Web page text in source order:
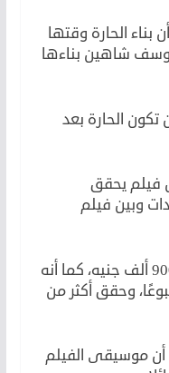
بناء الحارة وقتها
يوسف شاهين بناءها
الحارة بعد
فيلم يحقق
وبين فيلم
وذلك رغم أن إنتاج الفيلم كلفه 900 ألف جنيه، كما أنه
حوالي 17 أسبوعًا، وحقق أكثر من
أن موسيقى الفيلم